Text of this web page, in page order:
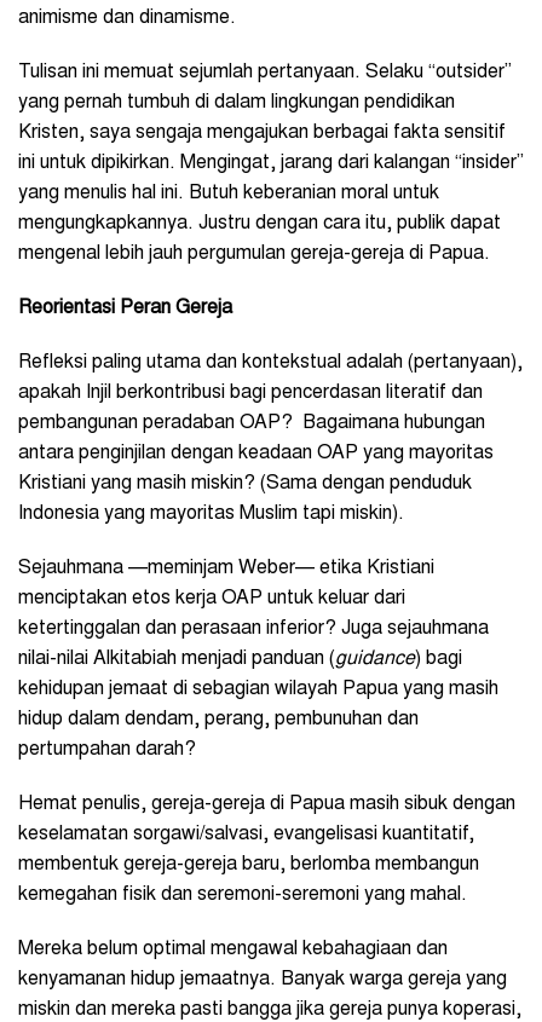
animisme dan dinamisme.
Tulisan ini memuat sejumlah pertanyaan. Selaku “outsider”
yang pernah tumbuh di dalam lingkungan pendidikan
Kristen, saya sengaja mengajukan berbagai fakta sensitif
ini untuk dipikirkan. Mengingat, jarang dari kalangan “insider”
yang menulis hal ini. Butuh keberanian moral untuk
mengungkapkannya. Justru dengan cara itu, publik dapat
mengenal lebih jauh pergumulan gereja-gereja di Papua.
Reorientasi Peran Gereja
Refleksi paling utama dan kontekstual adalah (pertanyaan),
apakah Injil berkontribusi bagi pencerdasan literatif dan
pembangunan peradaban OAP? Bagaimana hubungan
antara penginjilan dengan keadaan OAP yang mayoritas
Kristiani yang masih miskin? (Sama dengan penduduk
Indonesia yang mayoritas Muslim tapi miskin).
Sejauhmana —meminjam Weber— etika Kristiani
menciptakan etos kerja OAP untuk keluar dari
ketertinggalan dan perasaan inferior? Juga sejauhmana
nilai-nilai Alkitabiah menjadi panduan (guidance) bagi
kehidupan jemaat di sebagian wilayah Papua yang masih
hidup dalam dendam, perang, pembunuhan dan
pertumpahan darah?
Hemat penulis, gereja-gereja di Papua masih sibuk dengan
keselamatan sorgawi/salvasi, evangelisasi kuantitatif,
membentuk gereja-gereja baru, berlomba membangun
kemegahan fisik dan seremoni-seremoni yang mahal.
Mereka belum optimal mengawal kebahagiaan dan
kenyamanan hidup jemaatnya. Banyak warga gereja yang
miskin dan mereka pasti bangga jika gereja punya koperasi,